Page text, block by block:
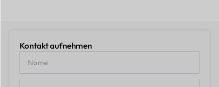
Kontakt aufnehmen